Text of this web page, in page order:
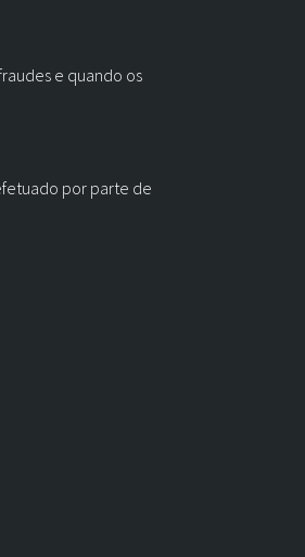
e quando os
por parte de